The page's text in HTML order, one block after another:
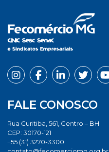
FALE CONOSCO
Rua Curitiba, 561, Centro – BH
CEP: 30170-121
+55 (31) 3270-3300